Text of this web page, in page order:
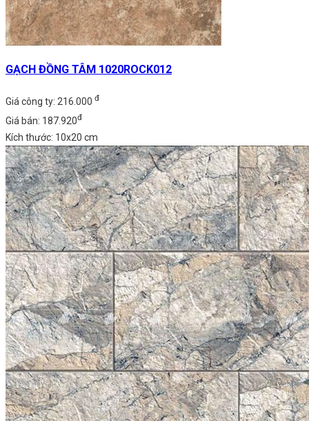
GẠCH ĐỒNG TÂM 1020ROCK012
Giá công ty: 216.000 đ
Giá bán: 187.920đ
Kích thước: 10x20 cm